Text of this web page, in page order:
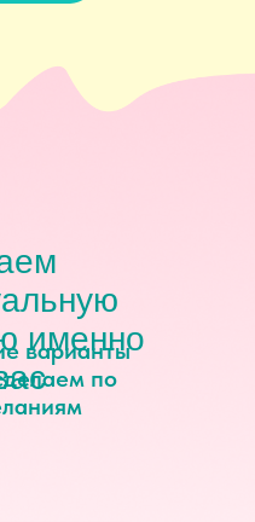
варианты
по
именно